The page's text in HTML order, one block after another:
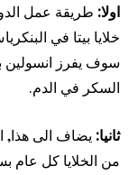
اولا: طريقة عمل
خلايا بيتا في
سوف يفرز
السكر في الدم.
ثانيا:
من الخلايا كل عام